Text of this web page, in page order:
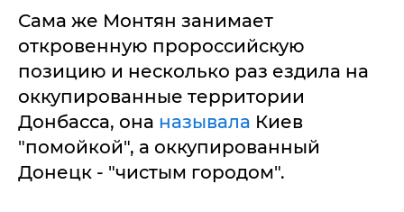
Сама же Монтян занимает
откровенную пророссийскую
позицию и несколько раз ездила на
оккупированные территории
Донбасса, она называла Киев
"помойкой", а оккупированный
Донецк - "чистым городом".